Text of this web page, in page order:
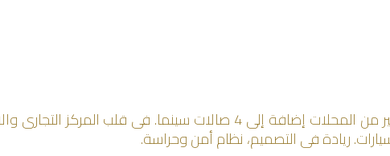
من أحدث المجمعات التجارية فى جليب الشيوخ ويحتوى على عدد كبير من المحلات إضافة
ريادة فى التصميم، نظام أمن وحراسة.